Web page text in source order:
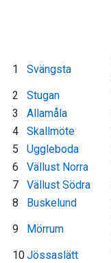
1 Svängsta
2
Stugan
3
Allamåla
4
Skallmöte
5
Uggleboda
6
Vällust Norra
7
Vällust Södra
8
Buskelund
9
Mörrum
10Jössaslätt